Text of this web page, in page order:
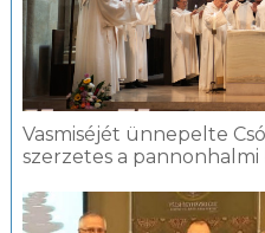
Vasmiséjét ünnepelte
szerzetes a pannonhalmi